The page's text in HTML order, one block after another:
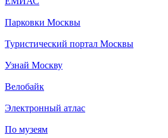
Парковки Москвы
Туристический портал Москвы
Узнай Москву
Велобайк
Электронный атлас
По музеям